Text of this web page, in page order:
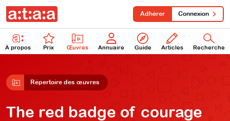
À propos Prix Œuvres Annuaire Guide Articles Recherche
Adhérer Connexion
Répertoire des œuvres
The red badge of courage